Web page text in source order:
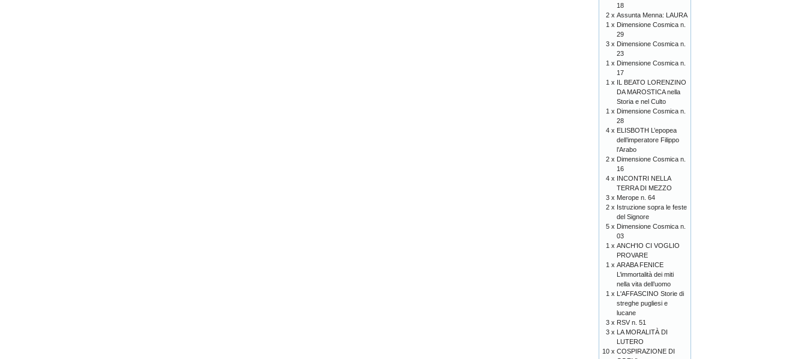
18
2 x Assunta Menna: LAURA
1 x Dimensione Cosmica n.
29
3 x Dimensione Cosmica n.
23
1 x Dimensione Cosmica n.
17
1 x IL BEATO LORENZINO
DA MAROSTICA nella
Storia e nel Culto
1 x Dimensione Cosmica n.
28
4 x ELISBOTH L’epopea
dell’imperatore Filippo
l’Arabo
2 x Dimensione Cosmica n.
16
4 x INCONTRI NELLA
TERRA DI MEZZO
3 x Merope n. 64
2 x Istruzione sopra le feste
del Signore
5 x Dimensione Cosmica n.
03
1 x ANCH'IO CI VOGLIO
PROVARE
1 x ARABA FENICE
L’immortalità dei miti
nella vita dell’uomo
1 x L'AFFASCINO Storie di
streghe pugliesi e
lucane
3 x RSV n. 51
3 x LA MORALITÀ DI
LUTERO
10 x COSPIRAZIONE DI